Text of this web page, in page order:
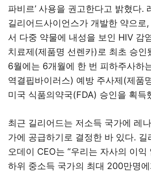
파비르’ 사용을 권고한다고 밝혔다.
길리어드사이언스가 개발한 약으로
서 다중 약물에 내성을 보인 HIV 감
치료제(제품명 선렌카)로 최초 승인
6월에는 6개월에 한 번 피하주사하
역결핍바이러스) 예방 주사제(제품
미국 식품의약국(FDA) 승인을 획득
최근 길리어드는 저소득 국가에 레
가에 공급하기로 결정한 바 있다. 길
오데이 CEO는 “우리는 자사의 이익
하위 중소득 국가의 최대 200만명